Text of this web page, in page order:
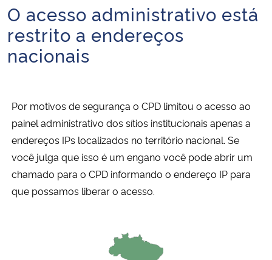
Ministério da Infraestrutura
Ministério da Agricultura, Pecuária e Abastecimento
Ministério da Cidadania
Ministério da Saúde
Início do conteúdo
O acesso administrativo está
restrito a endereços
nacionais
Por motivos de segurança o CPD limitou o acesso ao
painel administrativo dos sítios institucionais apenas a
endereços IPs localizados no território nacional. Se
você julga que isso é um engano você pode abrir um
chamado para o CPD informando o endereço IP para
que possamos liberar o acesso.